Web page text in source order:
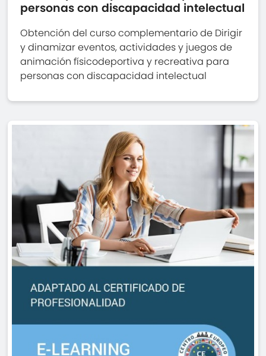
personas con discapacidad intelectual
Obtención del curso complementario de Dirigir
y dinamizar eventos, actividades y juegos de
animación físicodeportiva y recreativa para
personas con discapacidad intelectual